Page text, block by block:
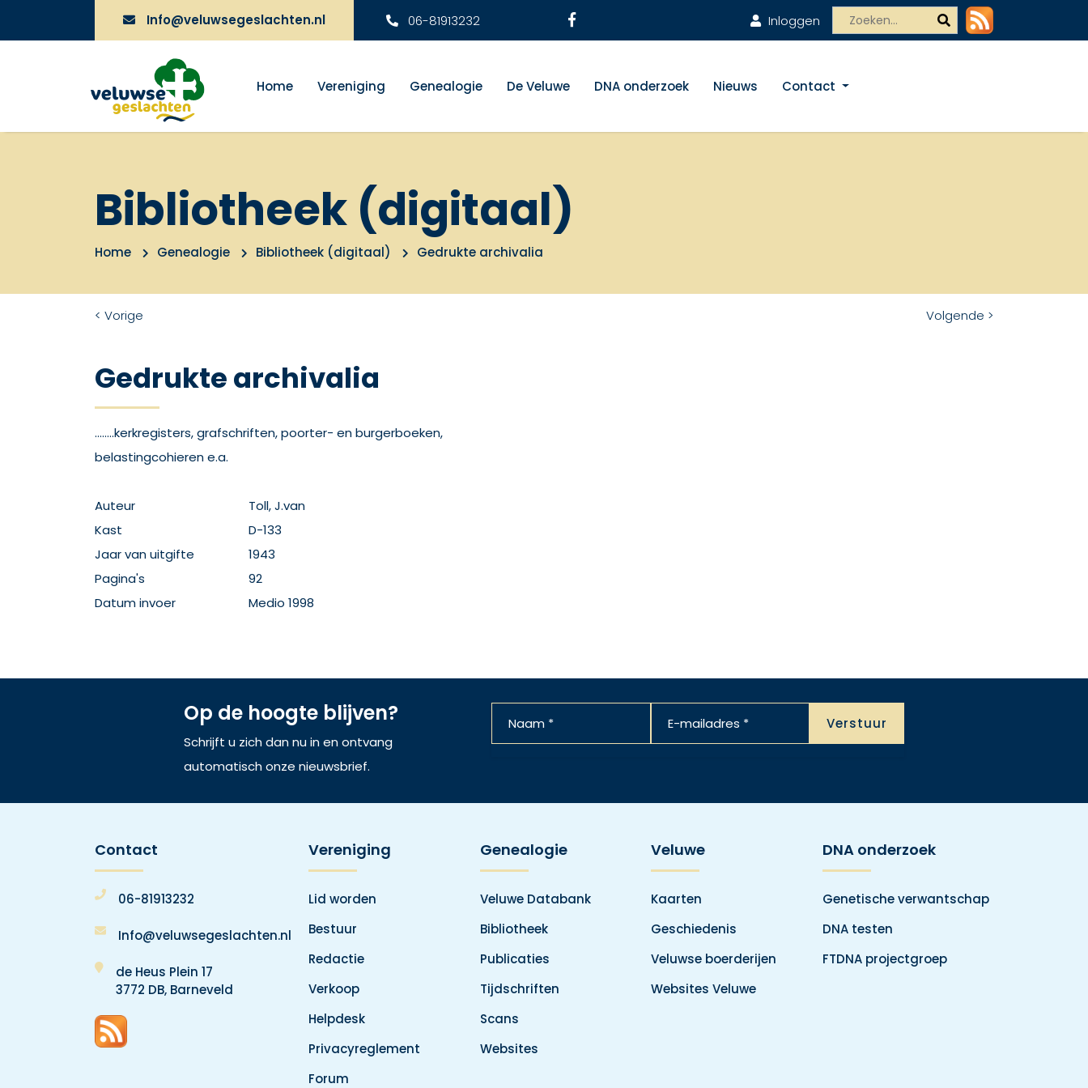
Info@veluwsegeslachten.nl 06-81913232 Inloggen
Home Vereniging Genealogie De Veluwe DNA onderzoek Nieuws Contact
Bibliotheek (digitaal)
Home Genealogie Bibliotheek (digitaal) Gedrukte archivalia
< Vorige Volgende >
Gedrukte archivalia
........kerkregisters, grafschriften, poorter- en burgerboeken,
belastingcohieren e.a.
Auteur
Toll, J.van
Kast
D-133
Jaar van uitgifte
1943
Pagina's
92
Datum invoer
Medio 1998
Op de hoogte blijven?
Schrijft u zich dan nu in en ontvang
automatisch onze nieuwsbrief.
Contact
06-81913232
Info@veluwsegeslachten.nl
de Heus Plein 17
3772 DB, Barneveld
Vereniging
Lid worden
Bestuur
Redactie
Verkoop
Helpdesk
Privacyreglement
Forum
Genealogie
Veluwe Databank
Bibliotheek
Publicaties
Tijdschriften
Scans
Websites
Veluwe
Kaarten
Geschiedenis
Veluwse boerderijen
Websites Veluwe
DNA onderzoek
Genetische verwantschap
DNA testen
FTDNA projectgroep